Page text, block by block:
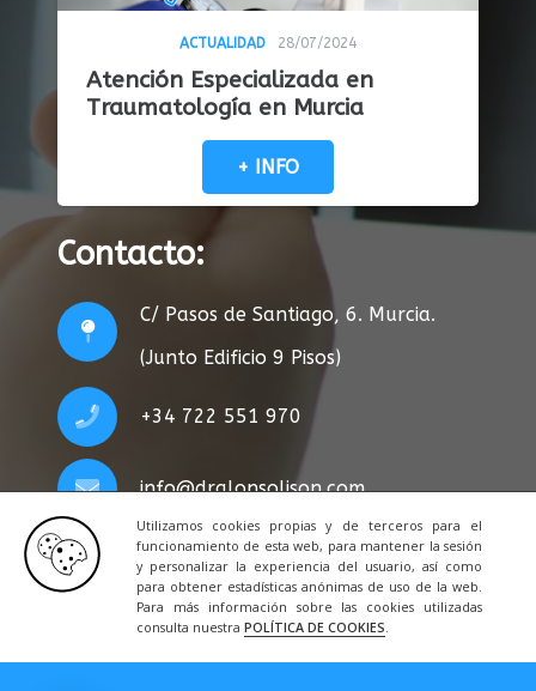
Utilizamos cookies propias y de terceros para el
funcionamiento de esta web, para mantener la sesión
y personalizar la experiencia del usuario, así como
para obtener estadísticas anónimas de uso de la web.
Para más información sobre las cookies utilizadas
consulta nuestra POLÍTICA DE COOKIES.
ACTUALIDAD 28/07/2024
Atención Especializada en
Traumatología en Murcia
+ INFO
Contacto:
C/ Pasos de Santiago, 6. Murcia.
(Junto Edificio 9 Pisos)
+34 722 551 970
info@dralonsolison.com
Privacidad|Legal|Cookies|Contacto